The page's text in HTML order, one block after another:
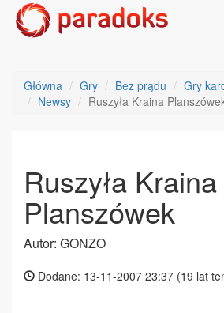
Główna Gry Bez prądu
Gry
Newsy
Ruszyła Kraina
Ruszyła Kraina
Planszówek
Autor: GONZO
Dodane: 13-11-2007 23:37 (19 lat